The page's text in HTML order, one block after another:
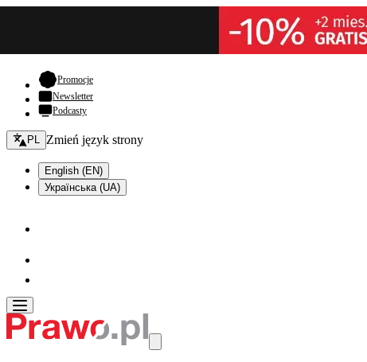
Promocje- otwiera się w nowej karcie
Newsletter
Podcasty
Zmień język - bieżący:
PL Zmień język strony
English (EN)
Українська (UA)